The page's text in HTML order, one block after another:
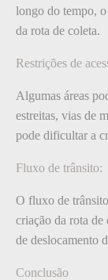
longo do tempo, o
da rota de coleta.
Restrições de
Algumas áreas
estreitas, vias de
pode dificultar a
Fluxo de trânsito:
O fluxo de
criação da rota de
de deslocamento
Conclusão